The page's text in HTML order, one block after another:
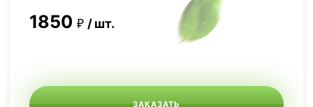
1850 шт.
ЗАКАЗАТЬ